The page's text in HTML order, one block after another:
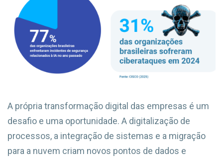
A própria transformação digital das empresas é um
desafio e uma oportunidade. A digitalização de
processos, a integração de sistemas e a migração
para a nuvem criam novos pontos de dados e